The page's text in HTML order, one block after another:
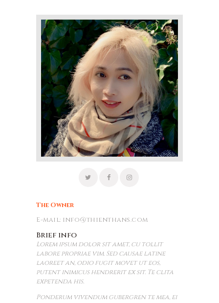
The Owner
E-mail: info@thienthans.com
Brief info
Lorem ipsum dolor sit amet, cu tollit
labore propriae vim. Sed causae latine
laoreet an, odio fugit movet ut eos,
putent inimicus hendrerit ex sit. Te clita
expetenda his.
Ponderum vivendum gubergren te mea, ei